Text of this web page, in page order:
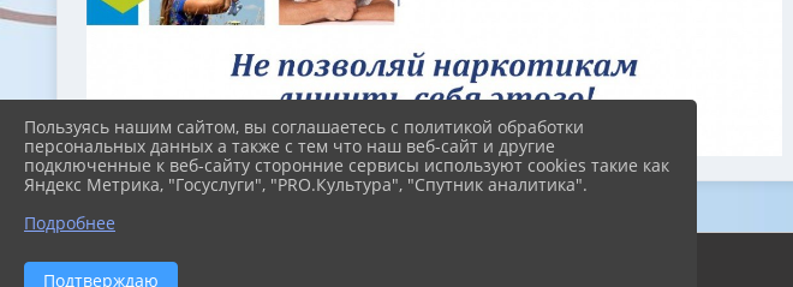
2026 г. konstant-school.uo-simf.ru
Пользуясь нашим сайтом, вы соглашаетесь с политикой обработки
персональных данных а также с тем что наш веб-сайт и другие
подключенные к веб-сайту сторонние сервисы используют cookies такие как
Яндекс Метрика, "Госуслуги", "PRO.Культура", "Спутник аналитика".
Подробнее
Подтверждаю